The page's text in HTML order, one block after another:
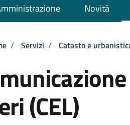
Novità
di pane
/ Servizi / Catasto e
(CEL)